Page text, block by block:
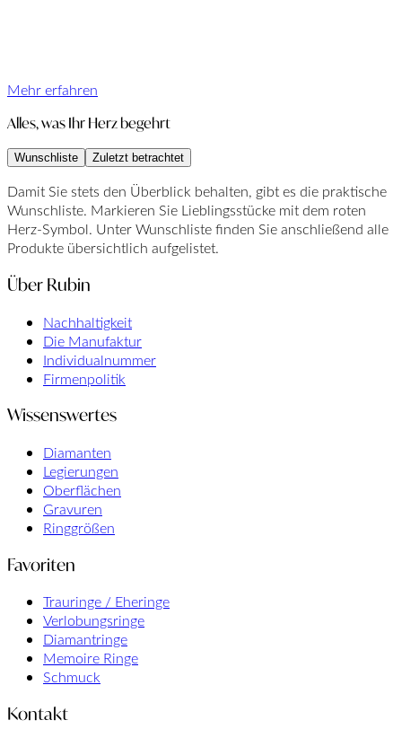
Mehr erfahren
Alles, was Ihr Herz begehrt
Wunschliste Zuletzt betrachtet
Damit Sie stets den Überblick behalten, gibt es die praktische
Wunschliste. Markieren Sie Lieblingsstücke mit dem roten
Herz-Symbol. Unter Wunschliste finden Sie anschließend alle
Produkte übersichtlich aufgelistet.
Über Rubin
Nachhaltigkeit
Die Manufaktur
Individualnummer
Firmenpolitik
Wissenswertes
Diamanten
Legierungen
Oberflächen
Gravuren
Ringgrößen
Favoriten
Trauringe / Eheringe
Verlobungsringe
Diamantringe
Memoire Ringe
Schmuck
Kontakt